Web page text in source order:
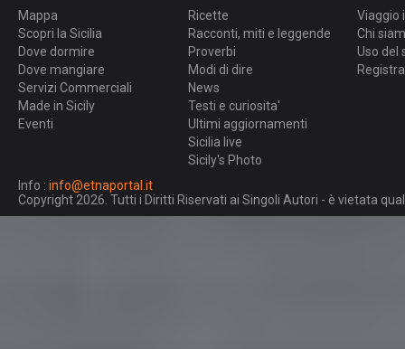
Mappa
Scopri la Sicilia
Dove dormire
Dove mangiare
Servizi Commerciali
Made in Sicily
Eventi
Ricette
Racconti, miti e leggende
Proverbi
Modi di dire
News
Testi e curiosita'
Ultimi aggiornamenti
Sicilia live
Sicily's Photo
Viaggio
Chi
Uso del
Info : info@etnaportal.it
Copyright 2026. Tutti i Diritti Riservati ai Singoli Autori - è vietata